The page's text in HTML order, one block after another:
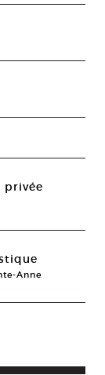
privée
Anne